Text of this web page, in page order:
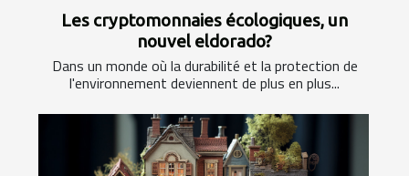
Les cryptomonnaies écologiques, un
nouvel eldorado?
Dans un monde où la durabilité et la protection de
l'environnement deviennent de plus en plus...